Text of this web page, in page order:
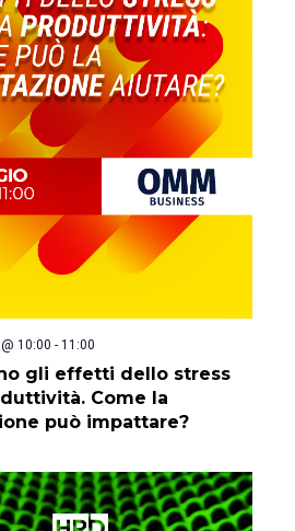
10:00 - 11:00
gli effetti dello stress
Come la
può impattare?